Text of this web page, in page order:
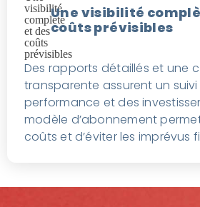
Une visibilité
coûts prévisibles
Des rapports détaillés et une
transparente assurent un
performance et des
modèle d’abonnement
coûts et d’éviter les imprévus